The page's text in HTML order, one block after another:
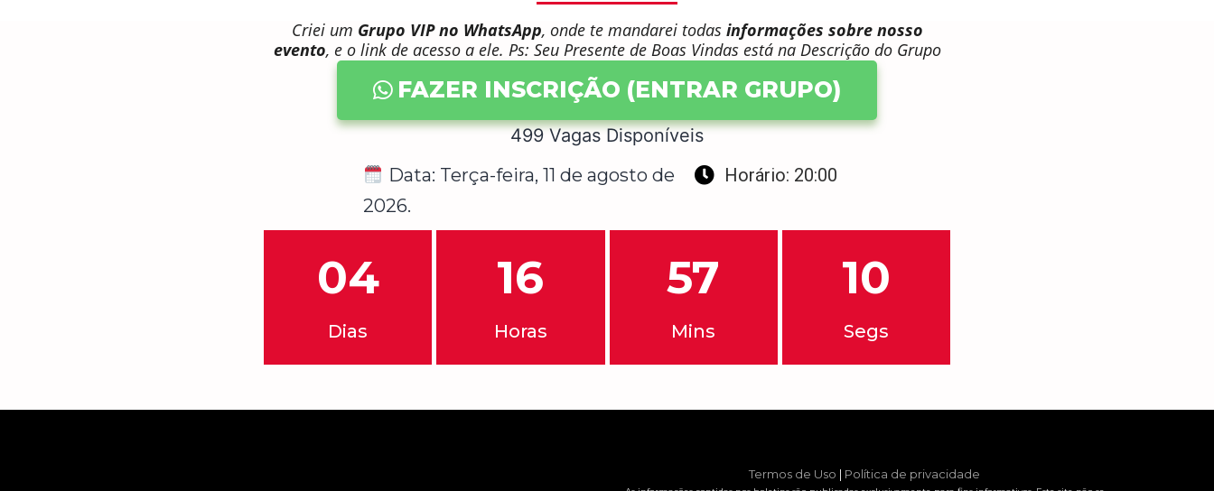
Criei um Grupo VIP no WhatsApp, onde te mandarei todas informações sobre nosso
evento, e o link de acesso a ele. Ps: Seu Presente de Boas Vindas está na Descrição do Grupo
FAZER INSCRIÇÃO (ENTRAR GRUPO)
499 Vagas Disponíveis
Data: Terça-feira, 11 de agosto de
2026.
Horário: 20:00
04
Dias
16
Horas
57
Mins
10
Segs
Termos de Uso | Política de privacidade